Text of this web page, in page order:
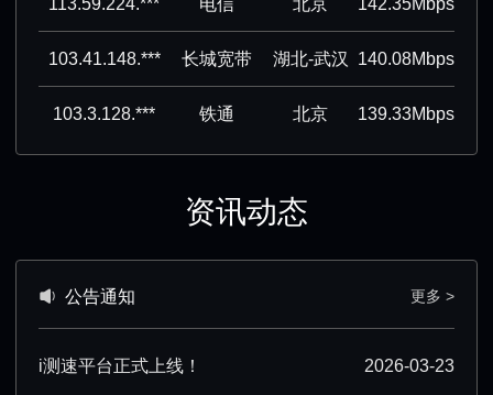
103.41.148.*** 长城宽带 湖北-武汉 140.08Mbps
103.3.128.*** 铁通 北京 139.33Mbps
资讯动态
公告通知 更多 >
i测速平台正式上线！ 2026-03-23